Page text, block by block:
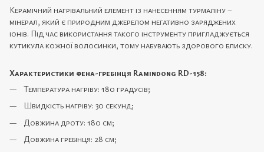
Керамічний нагрівальний елемент із нанесенням турмаліну –
мінерал, який є природним джерелом негативно заряджених
іонів. Під час використання такого інструменту пригладжується
кутикула кожної волосинки, тому набувають здорового блиску.
Характеристики фена-гребінця Ramindong RD-158:
Температура нагріву: 180 градусів;
Швидкість нагріву: 30 секунд;
Довжина дроту: 180 см;
Довжина гребінця: 28 см;